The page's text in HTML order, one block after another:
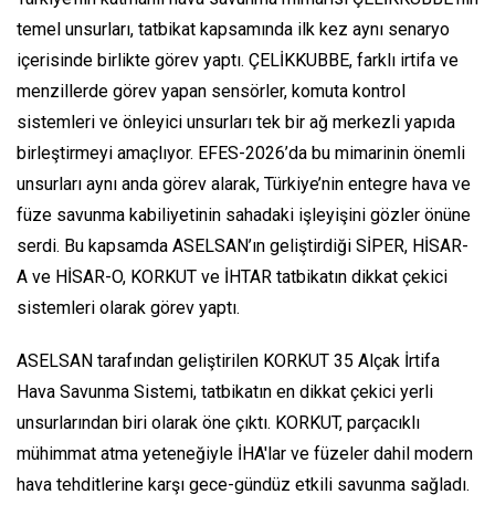
temel unsurları, tatbikat kapsamında ilk kez aynı senaryo
içerisinde birlikte görev yaptı. ÇELİKKUBBE, farklı irtifa ve
menzillerde görev yapan sensörler, komuta kontrol
sistemleri ve önleyici unsurları tek bir ağ merkezli yapıda
birleştirmeyi amaçlıyor. EFES-2026’da bu mimarinin önemli
unsurları aynı anda görev alarak, Türkiye’nin entegre hava ve
füze savunma kabiliyetinin sahadaki işleyişini gözler önüne
serdi. Bu kapsamda ASELSAN’ın geliştirdiği SİPER, HİSAR-
A ve HİSAR-O, KORKUT ve İHTAR tatbikatın dikkat çekici
sistemleri olarak görev yaptı.
ASELSAN tarafından geliştirilen KORKUT 35 Alçak İrtifa
Hava Savunma Sistemi, tatbikatın en dikkat çekici yerli
unsurlarından biri olarak öne çıktı. KORKUT, parçacıklı
mühimmat atma yeteneğiyle İHA'lar ve füzeler dahil modern
hava tehditlerine karşı gece-gündüz etkili savunma sağladı.